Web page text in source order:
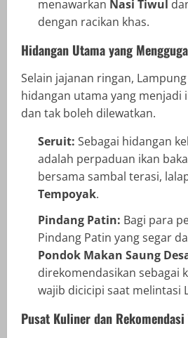
menawarkan Nasi Tiwul
dengan racikan khas.
Hidangan Utama yang
Selain jajanan ringan,
hidangan utama yang menjadi
dan tak boleh dilewatkan.
Seruit: Sebagai hidangan
adalah perpaduan ikan
bersama sambal terasi,
Tempoyak.
Pindang Patin: Bagi para
Pindang Patin yang segar
Pondok Makan Saung
direkomendasikan sebagai
wajib dicicipi saat melintasi
Pusat Kuliner dan Rekomendasi